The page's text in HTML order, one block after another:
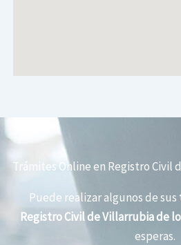
Trámites Online en Registro Civil
Puede realizar algunos de sus
Registro Civil de Villarrubia de
esperas.